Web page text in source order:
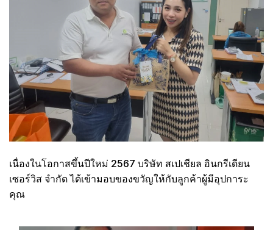
เนื่องในโอกาสขึ้นปีใหม่ 2567 บริษัท สเปเชียล อินกรีเดียน
เซอร์วิส จำกัด ได้เข้ามอบของขวัญให้กับลูกค้าผู้มีอุปการะ
คุณ